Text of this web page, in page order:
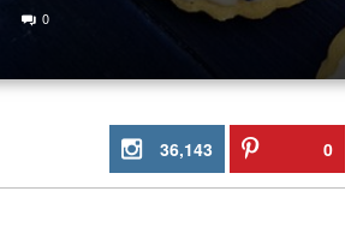
0
36,143 0